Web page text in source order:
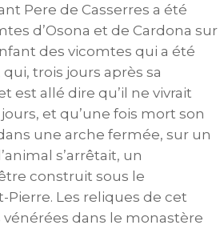
Pere de Casserres a été
d’Osona et de Cardona sur
des vicomtes qui a été
trois jours après sa
est allé dire qu’il ne vivrait
et qu’une fois mort son
une arche fermée, sur un
s’arrêtait, un
construit sous le
Pierre. Les reliques de cet
dans le monastère